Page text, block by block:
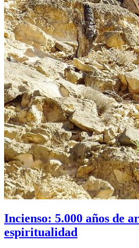
Incienso: 5.000 años de
espiritualidad